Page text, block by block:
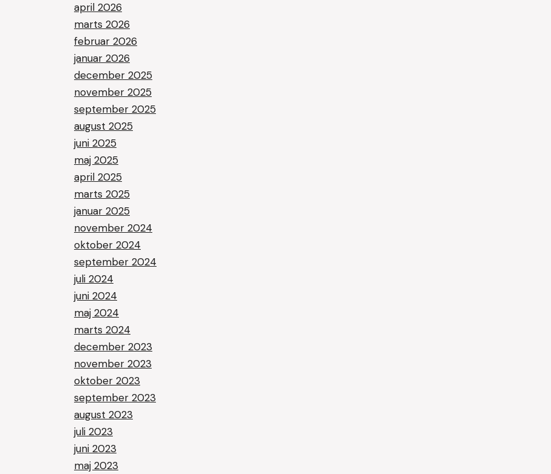
april 2026
marts 2026
februar 2026
januar 2026
december 2025
november 2025
september 2025
august 2025
juni 2025
maj 2025
april 2025
marts 2025
januar 2025
november 2024
oktober 2024
september 2024
juli 2024
juni 2024
maj 2024
marts 2024
december 2023
november 2023
oktober 2023
september 2023
august 2023
juli 2023
juni 2023
maj 2023